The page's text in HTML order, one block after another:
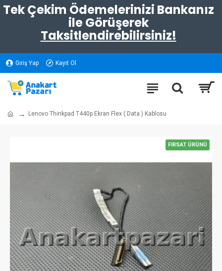
Tek Çekim Ödemelerinizi Bankanız
ile Görüşerek
Taksitlendirebilirsiniz!
Giriş Yap Kayıt Ol
Lenovo Thinkpad T440p Ekran Flex ( Data ) Kablosu
FIRSAT ÜRÜNÜ